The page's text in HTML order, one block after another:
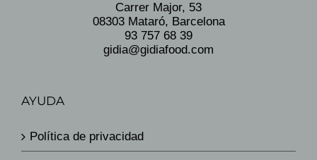
Carrer Major, 53
08303 Mataró, Barcelona
93 757 68 39
gidia@gidiafood.com
AYUDA
Política de privacidad